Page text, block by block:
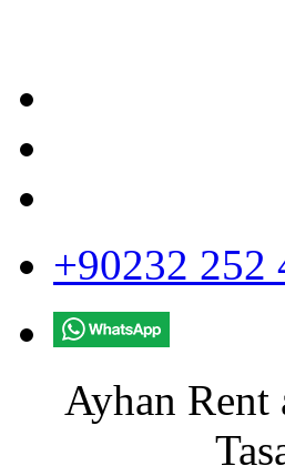
+90232 252
Ayhan Rent